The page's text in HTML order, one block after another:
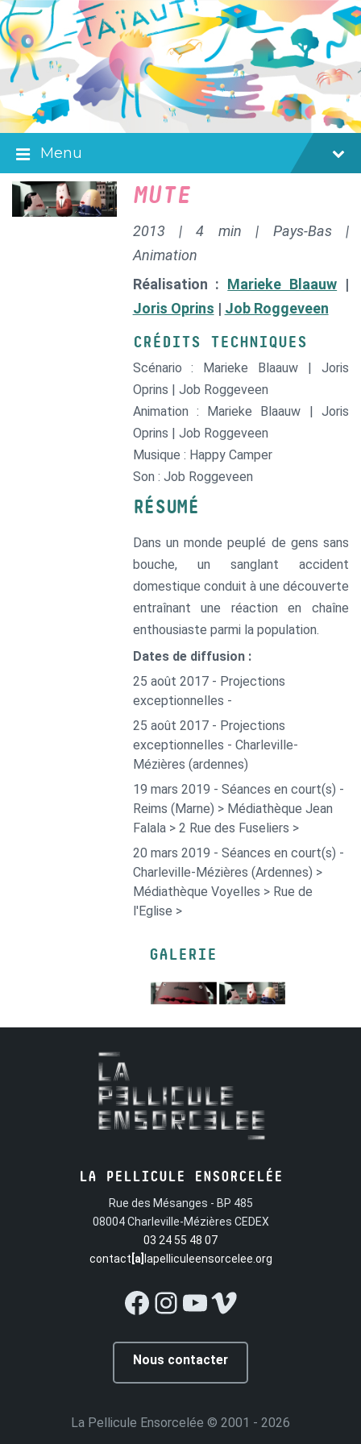
Skip
to
content
Skip
to
main
navigation
Skip
to
footer
Menu
MUTE
2013 | 4 min | Pays-Bas |
Animation
Réalisation : Marieke Blaauw |
Joris Oprins | Job Roggeveen
CRÉDITS TECHNIQUES
Scénario : Marieke Blaauw | Joris
Oprins | Job Roggeveen
Animation : Marieke Blaauw | Joris
Oprins | Job Roggeveen
Musique : Happy Camper
Son : Job Roggeveen
RÉSUMÉ
Dans un monde peuplé de gens sans
bouche, un sanglant accident
domestique conduit à une découverte
entraînant une réaction en chaîne
enthousiaste parmi la population.
Dates de diffusion :
25 août 2017 - Projections
exceptionnelles -
25 août 2017 - Projections
exceptionnelles - Charleville-
Mézières (ardennes)
19 mars 2019 - Séances en court(s) -
Reims (Marne) > Médiathèque Jean
Falala > 2 Rue des Fuseliers >
20 mars 2019 - Séances en court(s) -
Charleville-Mézières (Ardennes) >
Médiathèque Voyelles > Rue de
l'Eglise >
GALERIE
LA PELLICULE ENSORCELÉE
Rue des Mésanges - BP 485
08004 Charleville-Mézières CEDEX
03 24 55 48 07
contact [a] lapelliculeensorcelee.org
Facebook
Instagram
YouTube
Vimeo
Nous contacter
La Pellicule Ensorcelée © 2001 - 2026